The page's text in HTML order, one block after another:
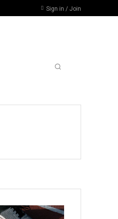
Sign in / Join